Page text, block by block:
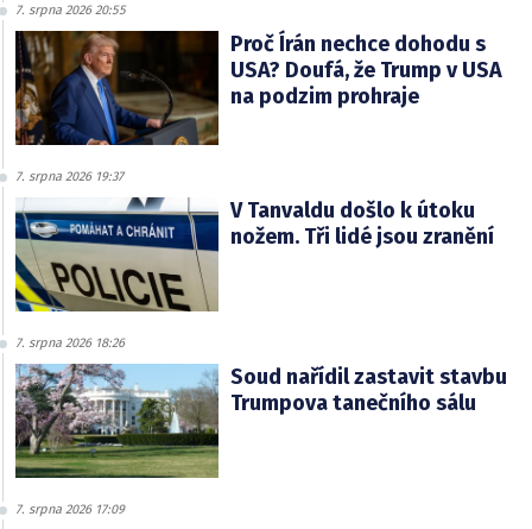
7. srpna 2026 20:55
Proč Írán nechce dohodu s
USA? Doufá, že Trump v USA
na podzim prohraje
7. srpna 2026 19:37
V Tanvaldu došlo k útoku
nožem. Tři lidé jsou zranění
7. srpna 2026 18:26
Soud nařídil zastavit stavbu
Trumpova tanečního sálu
7. srpna 2026 17:09